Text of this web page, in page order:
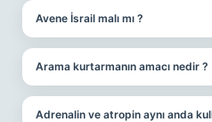
Avene İsrail malı mı ?
Arama kurtarmanın amacı nedir ?
Adrenalin ve atropin aynı anda